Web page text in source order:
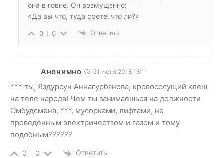
она в говне. Он возмущенно:
«Да вы что, туда срете, что ли?»
0 0 Ответить
Анонимно 21 июня 2018 18:11
*** ты, Яздурсун Аннагурбанова, кровососущий клещ
на теле народа! Чем ты занимаешься на должности
Омбудсмена, ***, мусорками, лифтами, не
проведённым электричеством и газом и тому
подобным??????
0 0 Ответить